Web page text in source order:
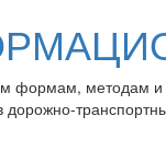
формам, методам и
дорожно-